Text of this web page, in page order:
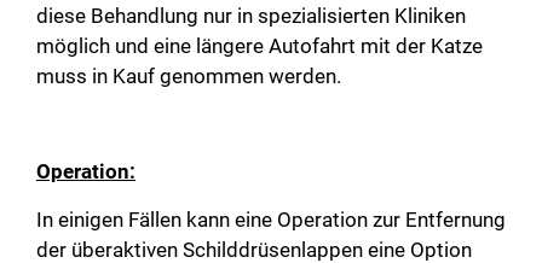
diese Behandlung nur in spezialisierten Kliniken
möglich und eine längere Autofahrt mit der Katze
muss in Kauf genommen werden.
Operation:
In einigen Fällen kann eine Operation zur Entfernung
der überaktiven Schilddrüsenlappen eine Option